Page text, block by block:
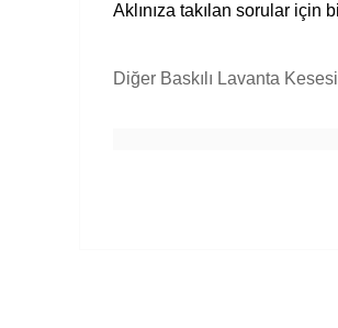
Aklınıza takılan sorular için
Diğer Baskılı Lavanta